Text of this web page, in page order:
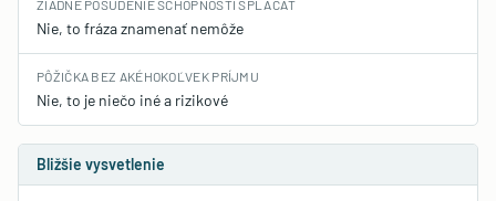
ŽIADNE POSÚDENIE SCHOPNOSTI SPLÁCAŤ
Nie, to fráza znamenať nemôže
PÔŽIČKA BEZ AKÉHOKOĽVEK PRÍJMU
Nie, to je niečo iné a rizikové
Bližšie vysvetlenie